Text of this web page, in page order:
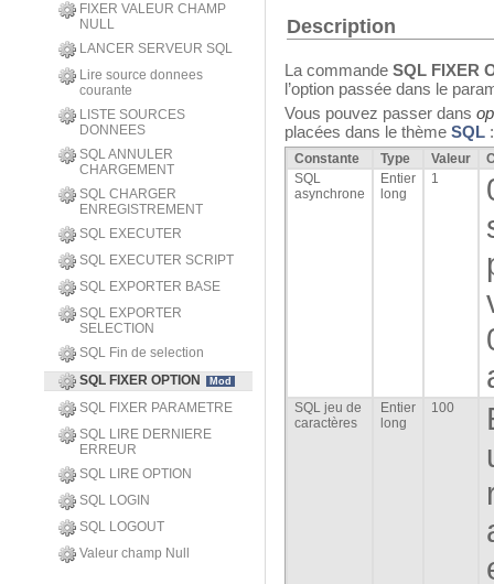
FIXER VALEUR CHAMP
NULL
LANCER SERVEUR SQL
Lire source donnees
courante
LISTE SOURCES
DONNEES
SQL ANNULER
CHARGEMENT
SQL CHARGER
ENREGISTREMENT
SQL EXECUTER
SQL EXECUTER SCRIPT
SQL EXPORTER BASE
SQL EXPORTER
SELECTION
SQL Fin de selection
SQL FIXER OPTION
Mod
SQL FIXER PARAMETRE
SQL LIRE DERNIERE
ERREUR
SQL LIRE OPTION
SQL LOGIN
SQL LOGOUT
Valeur champ Null
Description
La commande SQL FIXER
l’option passée dans le
Vous pouvez passer dans
placées dans le thème SQL :
Constante Type Valeur
SQL
asynchrone
Entier
long
1
SQL jeu de
caractères
Entier
long
100